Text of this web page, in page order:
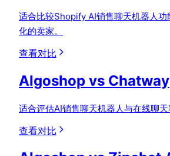
适合比较Shopify AI销售聊天机器人功
化的卖家。
查看对比
Algoshop vs Chatway
适合评估AI销售聊天机器人与在线聊天
查看对比